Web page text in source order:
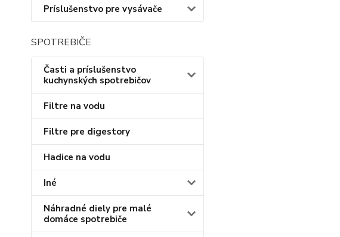
Príslušenstvo pre vysávače
SPOTREBIČE
Časti a príslušenstvo
kuchynských spotrebičov
Filtre na vodu
Filtre pre digestory
Hadice na vodu
Iné
Náhradné diely pre malé
domáce spotrebiče